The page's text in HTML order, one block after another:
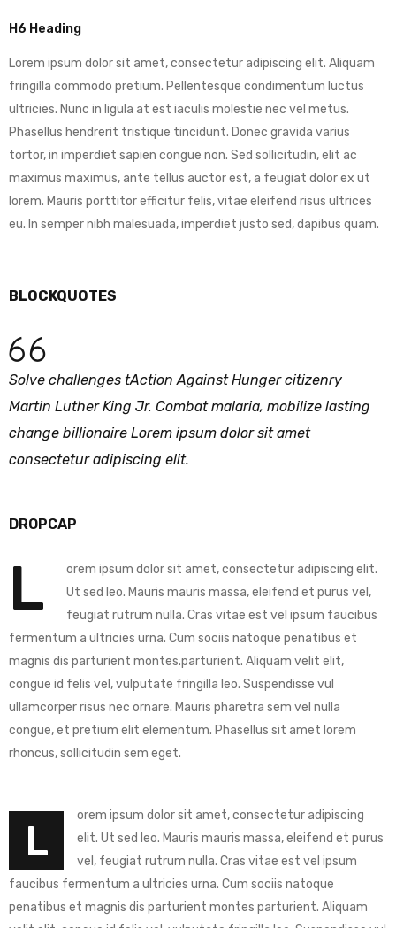
H6 Heading
Lorem ipsum dolor sit amet, consectetur adipiscing elit. Aliquam
fringilla commodo pretium. Pellentesque condimentum luctus
ultricies. Nunc in ligula at est iaculis molestie nec vel metus.
Phasellus hendrerit tristique tincidunt. Donec gravida varius
tortor, in imperdiet sapien congue non. Sed sollicitudin, elit ac
maximus maximus, ante tellus auctor est, a feugiat dolor ex ut
lorem. Mauris porttitor efficitur felis, vitae eleifend risus ultrices
eu. In semper nibh malesuada, imperdiet justo sed, dapibus quam.
BLOCKQUOTES
Solve challenges tAction Against Hunger citizenry
Martin Luther King Jr. Combat malaria, mobilize lasting
change billionaire Lorem ipsum dolor sit amet
consectetur adipiscing elit.
DROPCAP
L
orem ipsum dolor sit amet, consectetur adipiscing elit.
Ut sed leo. Mauris mauris massa, eleifend et purus vel,
feugiat rutrum nulla. Cras vitae est vel ipsum faucibus
fermentum a ultricies urna. Cum sociis natoque penatibus et
magnis dis parturient montes.parturient. Aliquam velit elit,
congue id felis vel, vulputate fringilla leo. Suspendisse vul
ullamcorper risus nec ornare. Mauris pharetra sem vel nulla
congue, et pretium elit elementum. Phasellus sit amet lorem
rhoncus, sollicitudin sem eget.
L
orem ipsum dolor sit amet, consectetur adipiscing
elit. Ut sed leo. Mauris mauris massa, eleifend et purus
vel, feugiat rutrum nulla. Cras vitae est vel ipsum
faucibus fermentum a ultricies urna. Cum sociis natoque
penatibus et magnis dis parturient montes parturient. Aliquam